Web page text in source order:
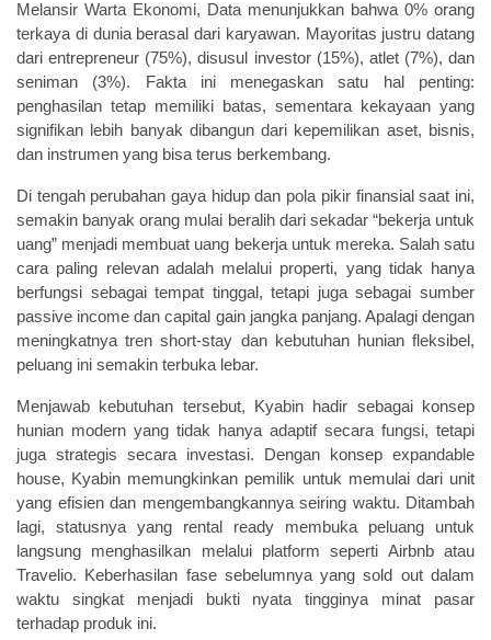
Melansir Warta Ekonomi, Data menunjukkan bahwa 0% orang
terkaya di dunia berasal dari karyawan. Mayoritas justru datang
dari entrepreneur (75%), disusul investor (15%), atlet (7%), dan
seniman (3%). Fakta ini menegaskan satu hal penting:
penghasilan tetap memiliki batas, sementara kekayaan yang
signifikan lebih banyak dibangun dari kepemilikan aset, bisnis,
dan instrumen yang bisa terus berkembang.
Di tengah perubahan gaya hidup dan pola pikir finansial saat ini,
semakin banyak orang mulai beralih dari sekadar “bekerja untuk
uang” menjadi membuat uang bekerja untuk mereka. Salah satu
cara paling relevan adalah melalui properti, yang tidak hanya
berfungsi sebagai tempat tinggal, tetapi juga sebagai sumber
passive income dan capital gain jangka panjang. Apalagi dengan
meningkatnya tren short-stay dan kebutuhan hunian fleksibel,
peluang ini semakin terbuka lebar.
Menjawab kebutuhan tersebut, Kyabin hadir sebagai konsep
hunian modern yang tidak hanya adaptif secara fungsi, tetapi
juga strategis secara investasi. Dengan konsep expandable
house, Kyabin memungkinkan pemilik untuk memulai dari unit
yang efisien dan mengembangkannya seiring waktu. Ditambah
lagi, statusnya yang rental ready membuka peluang untuk
langsung menghasilkan melalui platform seperti Airbnb atau
Travelio. Keberhasilan fase sebelumnya yang sold out dalam
waktu singkat menjadi bukti nyata tingginya minat pasar
terhadap produk ini.